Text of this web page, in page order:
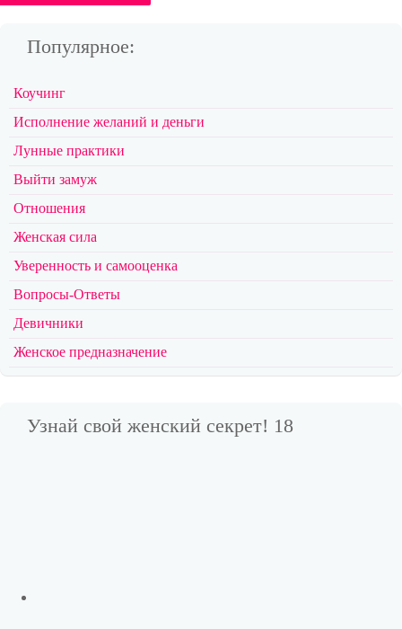
Популярное:
Коучинг
Исполнение желаний и деньги
Лунные практики
Выйти замуж
Отношения
Женская сила
Уверенность и самооценка
Вопросы-Ответы
Девичники
Женское предназначение
Узнай свой женский секрет! 18